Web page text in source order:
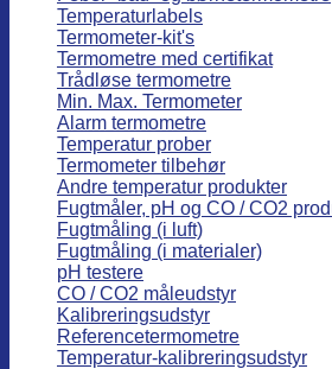
Temperaturlabels
Termometer-kit's
Termometre med certifikat
Trådløse termometre
Min. Max. Termometer
Alarm termometre
Temperatur prober
Termometer tilbehør
Andre temperatur produkter
Fugtmåler, pH og CO / CO2
Fugtmåling (i luft)
Fugtmåling (i materialer)
pH testere
CO / CO2 måleudstyr
Kalibreringsudstyr
Referencetermometre
Temperatur-kalibreringsudstyr